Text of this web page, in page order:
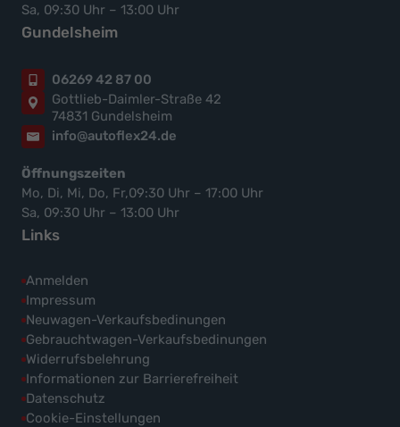
Sa, 09:30 Uhr – 13:00 Uhr
Gundelsheim
06269 42 87 00
Gottlieb-Daimler-Straße 42
74831 Gundelsheim
info@autoflex24.de
Öffnungszeiten
Mo, Di, Mi, Do, Fr,09:30 Uhr – 17:00 Uhr
Sa, 09:30 Uhr – 13:00 Uhr
Links
Anmelden
Impressum
Neuwagen-Verkaufsbedinungen
Gebrauchtwagen-Verkaufsbedinungen
Widerrufsbelehrung
Informationen zur Barrierefreiheit
Datenschutz
Cookie-Einstellungen